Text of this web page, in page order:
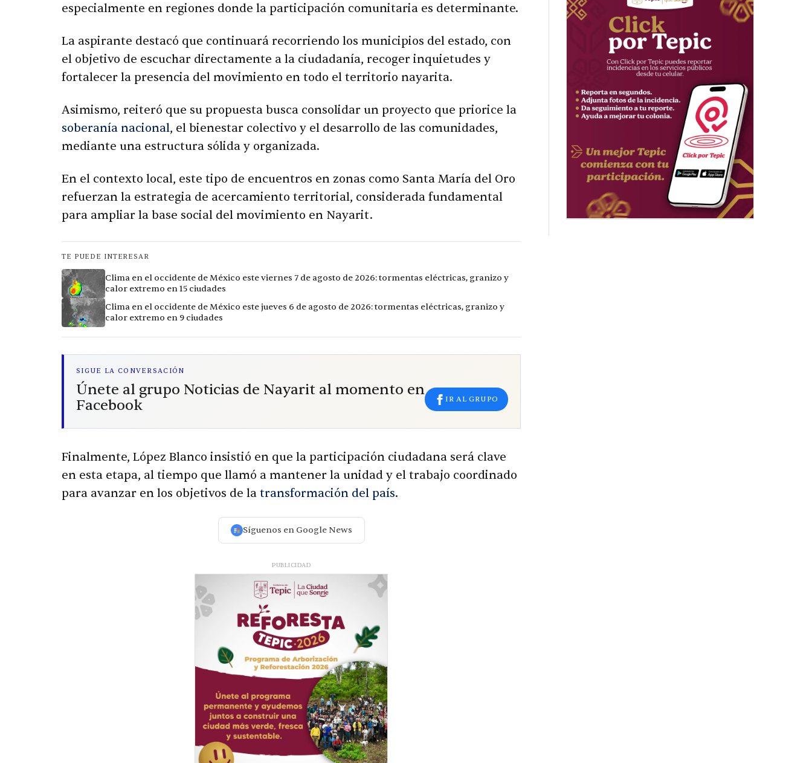
especialmente en regiones donde la participación comunitaria es determinante.
La aspirante destacó que continuará recorriendo los municipios del estado, con
el objetivo de escuchar directamente a la ciudadanía, recoger inquietudes y
fortalecer la presencia del movimiento en todo el territorio nayarita.
Asimismo, reiteró que su propuesta busca consolidar un proyecto que priorice la
soberanía nacional, el bienestar colectivo y el desarrollo de las comunidades,
mediante una estructura sólida y organizada.
En el contexto local, este tipo de encuentros en zonas como Santa María del Oro
refuerzan la estrategia de acercamiento territorial, considerada fundamental
para ampliar la base social del movimiento en Nayarit.
TE PUEDE INTERESAR
Clima en el occidente de México este viernes 7 de agosto de 2026: tormentas eléctricas, granizo y
calor extremo en 15 ciudades
Clima en el occidente de México este jueves 6 de agosto de 2026: tormentas eléctricas, granizo y
calor extremo en 9 ciudades
SIGUE LA CONVERSACIÓN
Únete al grupo Noticias de Nayarit al momento en
Facebook
IR AL GRUPO
Finalmente, López Blanco insistió en que la participación ciudadana será clave
en esta etapa, al tiempo que llamó a mantener la unidad y el trabajo coordinado
para avanzar en los objetivos de la transformación del país.
Síguenos en Google News
PUBLICIDAD